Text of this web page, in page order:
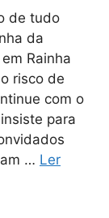
de tudo
da
Rainha
risco de
com o
para
… Ler